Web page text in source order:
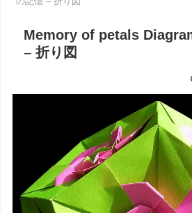
Memory of petals
– 折り図